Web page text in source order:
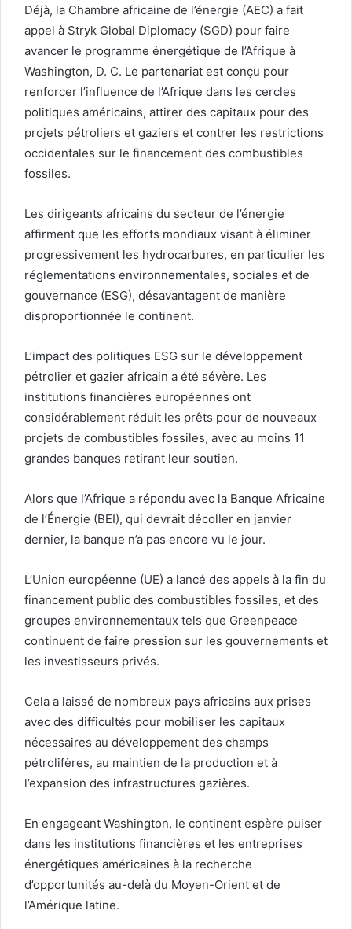
Déjà, la Chambre africaine de l’énergie (AEC) a fait
appel à Stryk Global Diplomacy (SGD) pour faire
avancer le programme énergétique de l’Afrique à
Washington, D. C. Le partenariat est conçu pour
renforcer l’influence de l’Afrique dans les cercles
politiques américains, attirer des capitaux pour des
projets pétroliers et gaziers et contrer les restrictions
occidentales sur le financement des combustibles
fossiles.
Les dirigeants africains du secteur de l’énergie
affirment que les efforts mondiaux visant à éliminer
progressivement les hydrocarbures, en particulier les
réglementations environnementales, sociales et de
gouvernance (ESG), désavantagent de manière
disproportionnée le continent.
L’impact des politiques ESG sur le développement
pétrolier et gazier africain a été sévère. Les
institutions financières européennes ont
considérablement réduit les prêts pour de nouveaux
projets de combustibles fossiles, avec au moins 11
grandes banques retirant leur soutien.
Alors que l’Afrique a répondu avec la Banque Africaine
de l’Énergie (BEI), qui devrait décoller en janvier
dernier, la banque n’a pas encore vu le jour.
L’Union européenne (UE) a lancé des appels à la fin du
financement public des combustibles fossiles, et des
groupes environnementaux tels que Greenpeace
continuent de faire pression sur les gouvernements et
les investisseurs privés.
Cela a laissé de nombreux pays africains aux prises
avec des difficultés pour mobiliser les capitaux
nécessaires au développement des champs
pétrolifères, au maintien de la production et à
l’expansion des infrastructures gazières.
En engageant Washington, le continent espère puiser
dans les institutions financières et les entreprises
énergétiques américaines à la recherche
d’opportunités au-delà du Moyen-Orient et de
l’Amérique latine.